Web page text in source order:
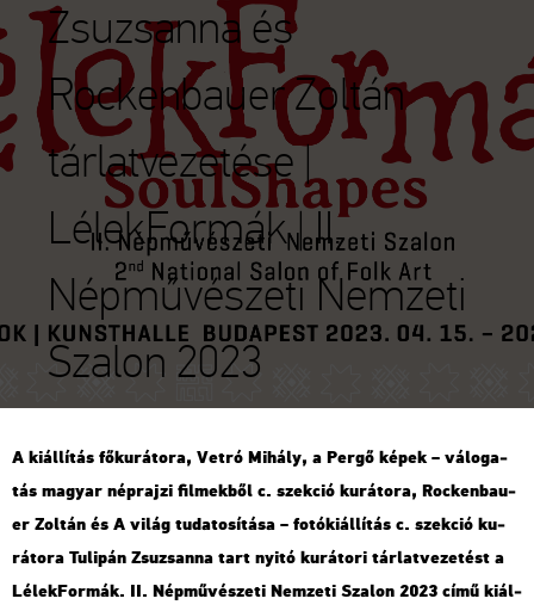
Zsuzsanna és
Rockenbauer Zoltán
tárlatvezetése |
LélekFormák | II.
Népművészeti Nemzeti
Szalon 2023
A ki­ál­lí­tás fő­ku­rá­to­ra, Vetró Mi­hály, a Pergő képek – vá­lo­ga­
tás ma­gyar nép­raj­zi fil­mek­ből c. szek­ció ku­rá­to­ra, Rocken­ba­u­
er Zol­tán és A világ tu­da­to­sí­tá­sa – fo­tó­ki­ál­lí­tás c. szek­ció ku­
rá­to­ra Tu­li­pán Zsu­zsan­na tart nyitó ku­rá­to­ri tár­lat­ve­ze­tést a
Lé­lek­For­mák. II. Nép­mű­vé­sze­ti Nem­ze­ti Sza­lon 2023 című ki­ál­